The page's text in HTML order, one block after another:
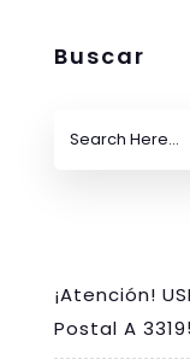
Buscar
¡Atención!
Postal A